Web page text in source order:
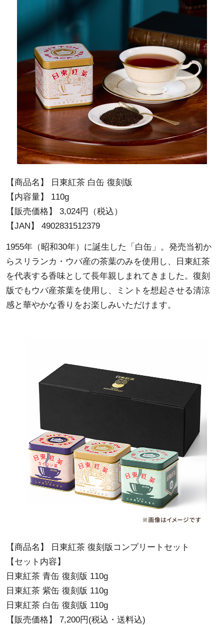
【商品名】 日東紅茶 白缶 復刻版
【内容量】 110g
【販売価格】 3,024円（税込）
【JAN】 4902831512379
1955年（昭和30年）に誕生した「白缶」。発売当初か
らスリランカ・ウバ産の茶葉のみを使用し、日東紅茶
を代表する香味として長年親しまれてきました。復刻
版でもウバ産茶葉を使用し、ミントを想起させる清涼
感と華やかな香りをお楽しみいただけます。
【商品名】 日東紅茶 復刻版コンプリートセット
【セット内容】
日東紅茶 青缶 復刻版 110g
日東紅茶 紫缶 復刻版 110g
日東紅茶 白缶 復刻版 110g
【販売価格】 7,200円(税込・送料込)